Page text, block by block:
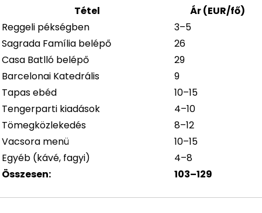
Tétel
Ár (EUR/fő)
Reggeli pékségben
3–5
Sagrada Família belépő
26
Casa Batlló belépő
29
Barcelonai Katedrális
9
Tapas ebéd
10–15
Tengerparti kiadások
4–10
Tömegközlekedés
8–12
Vacsora menü
10–15
Egyéb (kávé, fagyi)
4–8
Összesen:
103–129